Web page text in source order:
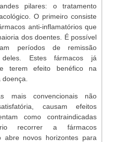
pilares: o tratamento
O primeiro consiste
anti-inflamatórios que
dos doentes. É possível
períodos de remissão
Estes fármacos já
terem efeito benéfico na
mais convencionais não
causam efeitos
como contraindicadas
recorrer a fármacos
abre novos horizontes para